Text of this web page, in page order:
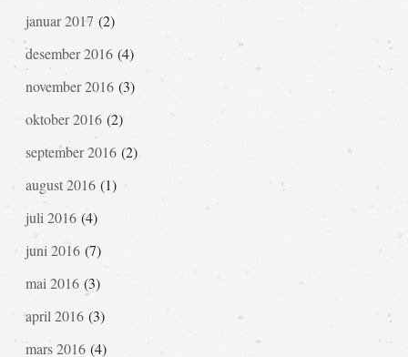
januar 2017 (2)
desember 2016(4)
november 2016(3)
oktober 2016(2)
september 2016(2)
august 2016(1)
juli 2016(4)
juni 2016(7)
mai 2016(3)
april 2016(3)
mars 2016(4)